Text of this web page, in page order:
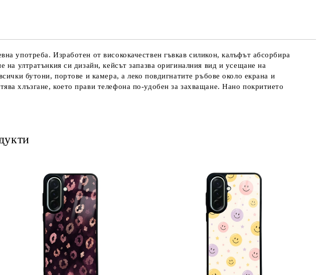
употреба. Изработен от висококачествен гъвкав силикон, калъфът абсорбира
ултратънкия си дизайн, кейсът запазва оригиналния вид и усещане на
бутони, портове и камера, а леко повдигнатите ръбове около екрана и
хлъзгане, което прави телефона по-удобен за захващане. Нано покритието